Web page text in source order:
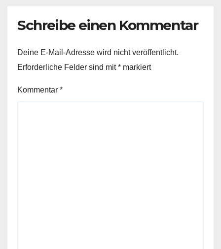
Schreibe einen Kommentar
Deine E-Mail-Adresse wird nicht veröffentlicht.
Erforderliche Felder sind mit* markiert
Kommentar *